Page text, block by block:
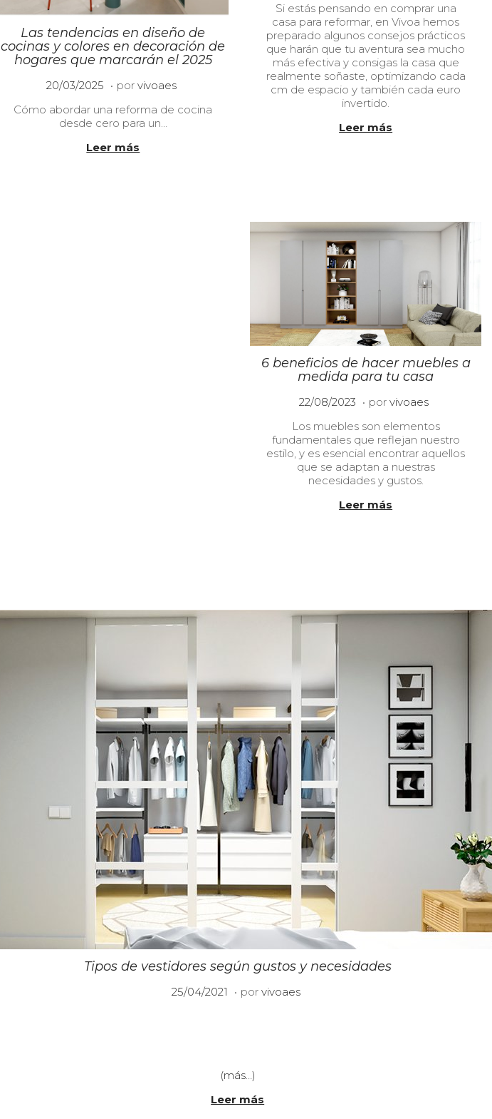
Las tendencias en diseño de
cocinas y colores en decoración de
hogares que marcarán el 2025
P
b
20/03/2025 2
/
0
/
. por vivoaes
Cómo abordar una reforma de cocina
desde cero para un…
Leer más
b
l
i
c
a
d
o
/
0
5
/
2
0
2
4
Si estás pensando en comprar una
casa para reformar, en Vivoa hemos
preparado algunos consejos prácticos
que harán que tu aventura sea mucho
más efectiva y consigas la casa que
realmente soñaste, optimizando cada
cm de espacio y también cada euro
invertido.
Leer más
6 beneficios de hacer muebles a
medida para tu casa
P
b
l
i
c
22/08/2023 1
/
0
1
/
2
2
. por vivoaes
Los muebles son elementos
fundamentales que reflejan nuestro
estilo, y es esencial encontrar aquellos
que se adaptan a nuestras
necesidades y gustos.
Leer más
Tipos de vestidores según gustos y necesidades
P
25/04/2021
2
2
2
. por vivoaes
(más…)
Leer más